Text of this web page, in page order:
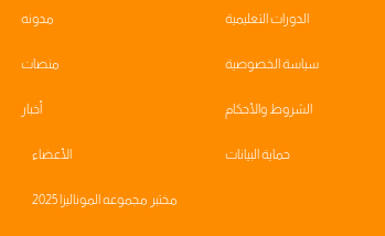
الدورات التعليمية
سياسة الخصوصية
الشروط والأحكام
حماية البيانات
مدونه
منصات
أخبار
الأعضاء
مختبر مجموعه الموناليزا 2025